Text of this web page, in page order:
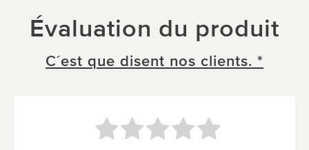
Évaluation du produit
C´est que disent nos clients. *